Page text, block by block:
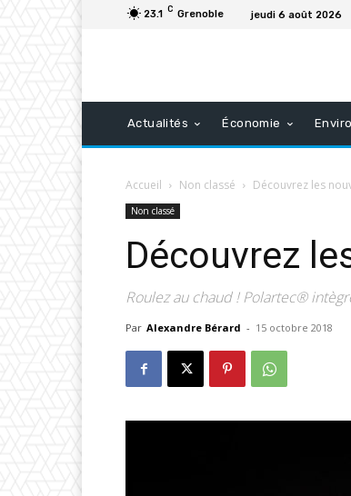
23.1 C Grenoble jeudi 6 août 2026
Actualités Économie
Accueil Non classé Découvrez les
Non classé
Découvrez
Roulez au chaud ! Polartec®
Par Alexandre Bérard - 15 octobre 2018